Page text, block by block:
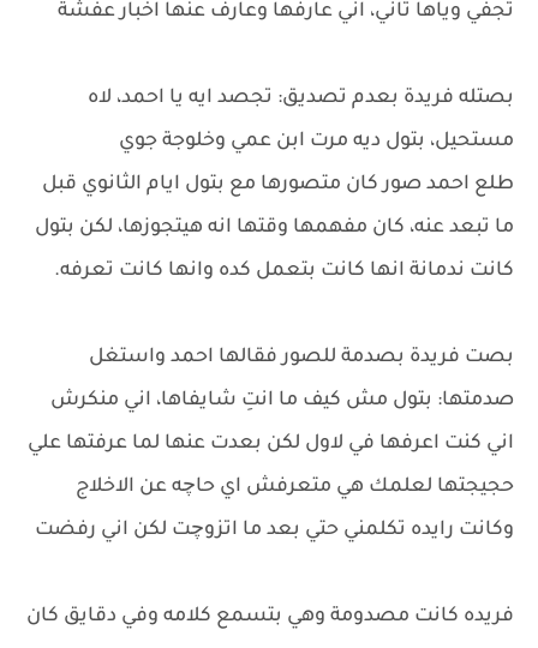
تجفي وياها تاني، اني عارفها وعارف عنها اخبار عفشة
بصتله فريدة بعدم تصديق: تجصد ايه يا احمد، لاه
مستحيل، بتول ديه مرت ابن عمي وخلوجة جوي
طلع احمد صور كان متصورها مع بتول ايام الثانوي قبل
ما تبعد عنه، كان مفهمها وقتها انه هيتجوزها، لكن بتول
كانت ندمانة انها كانت بتعمل كده وانها كانت تعرفه.
بصت فريدة بصدمة للصور فقالها احمد واستغل
صدمتها: بتول مش كيف ما انتِ شايفاها، اني منكرش
اني كنت اعرفها في لاول لكن بعدت عنها لما عرفتها علي
حجيجتها لعلمك هي متعرفش اي حاچه عن الاخلاج
وكانت رايده تكلمني حتي بعد ما اتزوچت لكن اني رفضت
فريده كانت مصدومة وهي بتسمع كلامه وفي دقايق كان